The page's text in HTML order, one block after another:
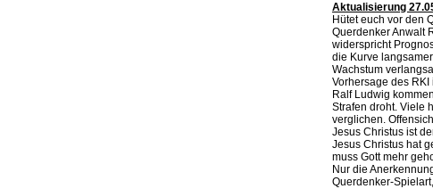
Aktualisierung
Hütet euch vor den
Querdenker Anwalt
widerspricht
die Kurve
Wachstum
Vorhersage des
Ralf Ludwig
Strafen droht. Viele
verglichen.
Jesus Christus ist
Jesus Christus hat
muss Gott mehr
Nur die
Querdenker-